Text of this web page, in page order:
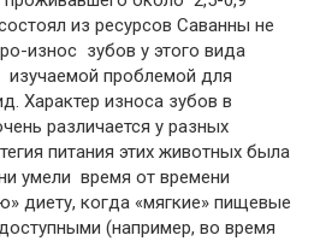
из ресурсов Саванны не
износ зубов у этого вида
изучаемой проблемой для
Характер износа зубов в
различается у разных
питания этих животных была
умели время от времени
диету, когда «мягкие» пищевые
(например, во время